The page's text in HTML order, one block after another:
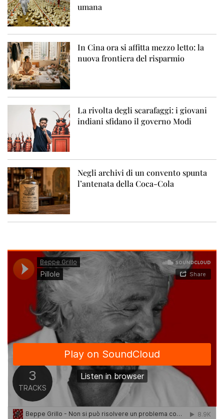
umana
In Cina ora si affitta mezzo letto: la
nuova frontiera del risparmio
La rivolta degli scarafaggi: i giovani
indiani sfidano il governo Modi
Negli archivi di un convento spunta
l’antenata della Coca-Cola